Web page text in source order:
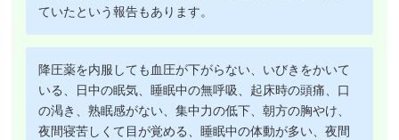
ていたという報告もあります。
降圧薬を内服しても血圧が下がらない、いびきをかいて
いる、日中の眠気、睡眠中の無呼吸、起床時の頭痛、口
の渇き、熟眠感がない、集中力の低下、朝方の胸やけ、
夜間寝苦しくて目が覚める、睡眠中の体動が多い、夜間